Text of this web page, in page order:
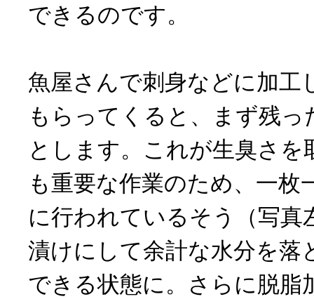
できるのです。
魚屋さんで刺身などに加工
もらってくると、まず残っ
とします。これが生臭さを
も重要な作業のため、一枚
に行われているそう（写真
漬けにして余計な水分を落
できる状態に。さらに脱脂